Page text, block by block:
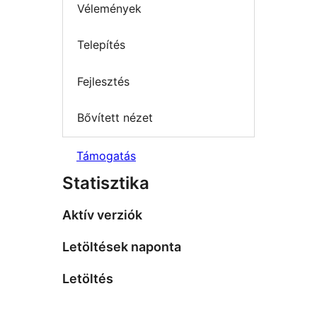
Vélemények
Telepítés
Fejlesztés
Bővített nézet
Támogatás
Statisztika
Aktív verziók
Letöltések naponta
Letöltés